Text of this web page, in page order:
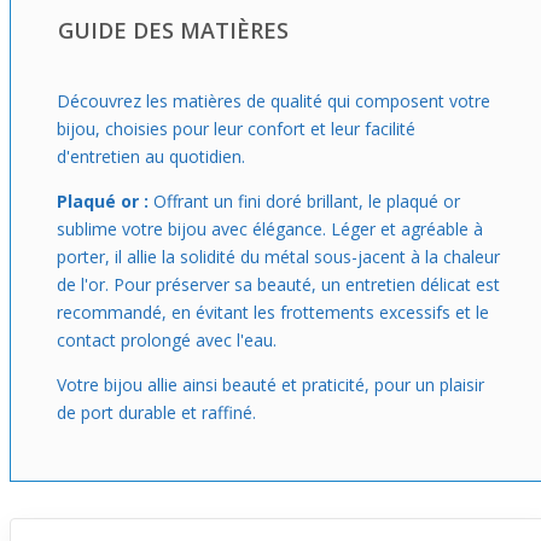
GUIDE DES MATIÈRES
Découvrez les matières de qualité qui composent votre
bijou, choisies pour leur confort et leur facilité
d'entretien au quotidien.
Plaqué or : Offrant un fini doré brillant, le plaqué or
sublime votre bijou avec élégance. Léger et agréable à
porter, il allie la solidité du métal sous-jacent à la chaleur
de l'or. Pour préserver sa beauté, un entretien délicat est
recommandé, en évitant les frottements excessifs et le
contact prolongé avec l'eau.
Votre bijou allie ainsi beauté et praticité, pour un plaisir
de port durable et raffiné.